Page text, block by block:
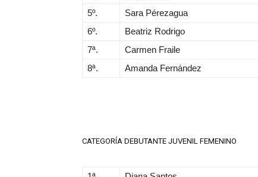
5º.
Sara Pérezagua
6º.
Beatriz Rodrigo
7ª.
Carmen Fraile
8ª.
Amanda Fernández
CATEGORÍA DEBUTANTE JUVENIL FEMENINO